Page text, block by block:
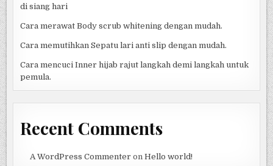
di siang hari
Cara merawat Body scrub whitening dengan mudah.
Cara memutihkan Sepatu lari anti slip dengan mudah.
Cara mencuci Inner hijab rajut langkah demi langkah untuk
pemula.
Recent Comments
A WordPress Commenter on Hello world!